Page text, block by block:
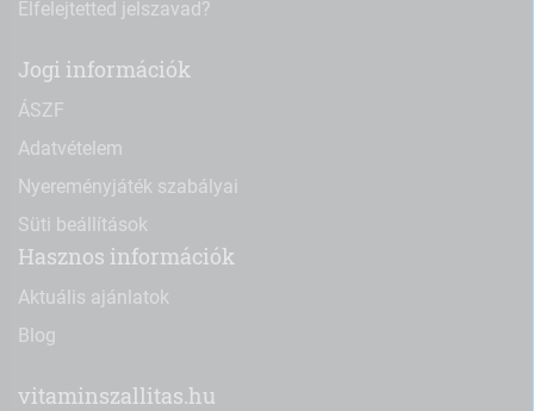
Elfelejtetted jelszavad?
Jogi információk
ÁSZF
Adatvételem
Nyereményjáték szabályai
Süti beállítások
Hasznos információk
Aktuális ajánlatok
Blog
vitaminszallitas.hu